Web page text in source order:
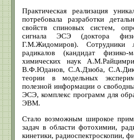
Практическая реализация
потребовала разработки
свойств спиновых систем,
сигнала ЭСЭ (доктора
Г.М.Жидомиров). Сотрудники
радикалов (кандидат
химических наук
В.Ф.Юданов, С.А.Дзюба,
теории в модельных
полезной информации о
ЭСЭ, комплекс программ для
ЭВМ.
Стало возможным широкое
задач в области фотохимии,
кинетики, радиоспектроскопии,